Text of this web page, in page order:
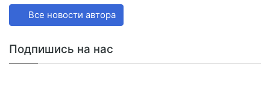
Все новости автора
Подпишись на нас